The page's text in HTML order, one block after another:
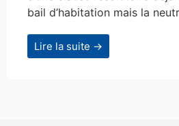
bail d’habitation mais la
Lire la suite →